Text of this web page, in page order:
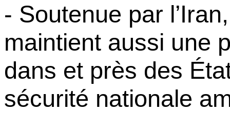
- Soutenue par
maintient aussi une
dans et près des
sécurité nationale